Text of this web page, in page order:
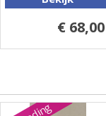
€ 68,00